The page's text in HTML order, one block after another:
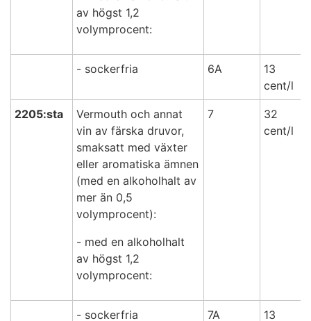
av högst 1,2
volymprocent:
- sockerfria 6A
13
cent/l
2205:sta
Vermouth och annat
vin av färska druvor,
smaksatt med växter
eller aromatiska ämnen
(med en alkoholhalt av
mer än 0,5
volymprocent):
- med en alkoholhalt
av högst 1,2
volymprocent:
7
32
cent/l
- sockerfria 7A
13